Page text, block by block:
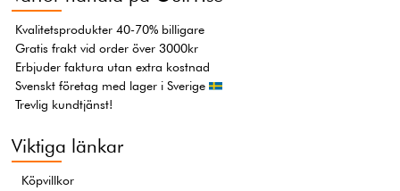
Kvalitetsprodukter 40-70% billigare
Gratis frakt vid order över 3000kr
Erbjuder faktura utan extra kostnad
Svenskt företag med lager i Sverige
Trevlig kundtjänst!
Viktiga länkar
Köpvillkor